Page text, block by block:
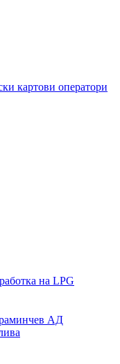
картови оператори
на LPG
АД